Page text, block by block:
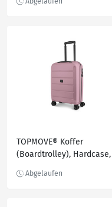
TOPMOVE® Koffer
(Boardtrolley), Hardcase,